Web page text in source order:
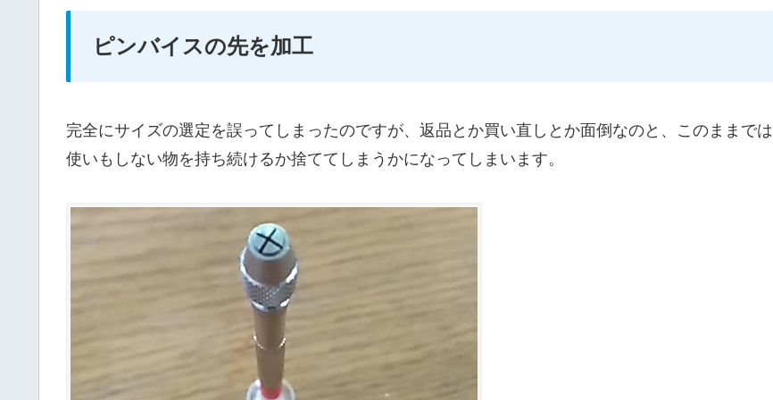
ピンバイスの先を加工
完全にサイズの選定を誤ってしまったのですが、返品とか買い直しとか面倒なのと、このままでは
使いもしない物を持ち続けるか捨ててしまうかになってしまいます。